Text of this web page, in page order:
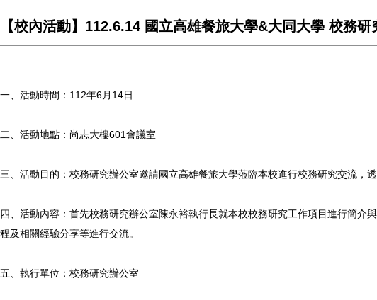
【校內活動】112.6.14 國立高雄餐旅大學&大同大學 校務研
一、活動時間：112年6月14日
二、活動地點：尚志大樓601會議室
三、活動目的：校務研究辦公室邀請國立高雄餐旅大學蒞臨本校進行校務研究交流，
四、活動內容：首先校務研究辦公室陳永裕執行長就本校校務研究工作項目進行簡
程及相關經驗分享等進行交流。
五、執行單位：校務研究辦公室